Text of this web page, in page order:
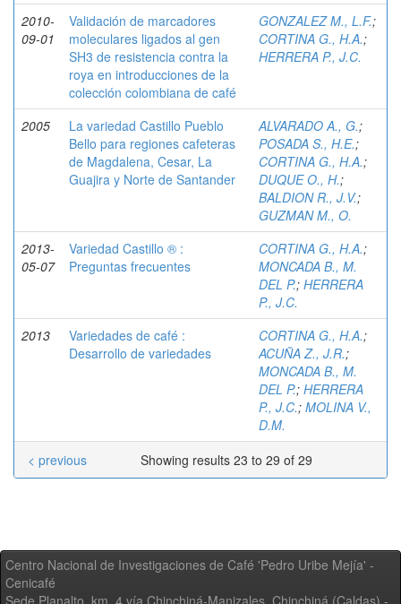
2010-
09-01
Validación de marcadores
moleculares ligados al gen
SH3 de resistencia contra la
roya en introducciones de la
colección colombiana de café
GONZALEZ M., L.F.;
CORTINA G., H.A.;
HERRERA P., J.C.
2005
La variedad Castillo Pueblo
Bello para regiones cafeteras
de Magdalena, Cesar, La
Guajira y Norte de Santander
ALVARADO A., G.;
POSADA S., H.E.;
CORTINA G., H.A.;
DUQUE O., H.;
BALDION R., J.V.;
GUZMAN M., O.
2013-
05-07
Variedad Castillo ® :
Preguntas frecuentes
CORTINA G., H.A.;
MONCADA B., M.
DEL P.; HERRERA
P., J.C.
2013
Variedades de café :
Desarrollo de variedades
CORTINA G., H.A.;
ACUÑA Z., J.R.;
MONCADA B., M.
DEL P.; HERRERA
P., J.C.; MOLINA V.,
D.M.
Showing results 23 to 29 of 29
< previous
Centro Nacional de Investigaciones de Café 'Pedro Uribe Mejía' -
Cenicafé
Sede Planalto, km. 4 vía Chinchiná-Manizales. Chinchiná (Caldas) -